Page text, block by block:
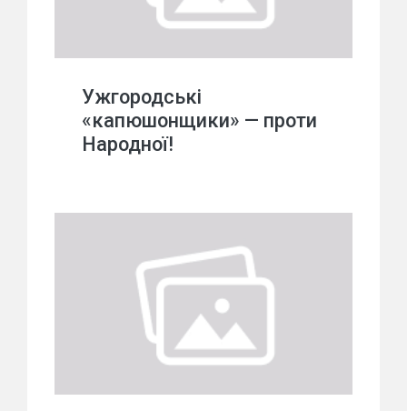
Ужгородські
«капюшонщики» — проти
Народної!